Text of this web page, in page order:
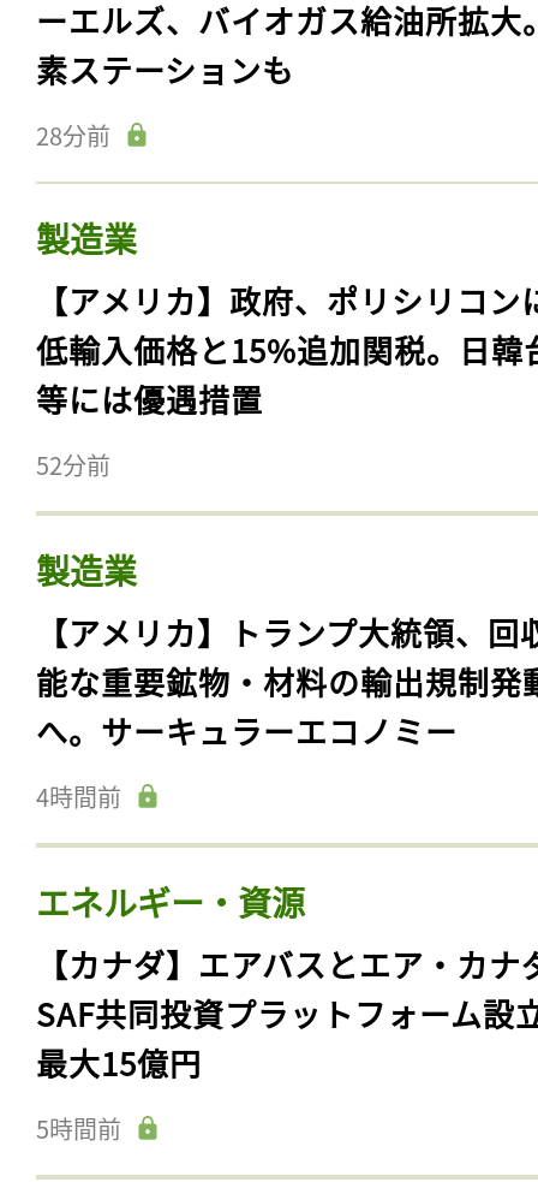
ーエルズ、バイオガス給油所拡大
素ステーションも
28分前
製造業
【アメリカ】政府、ポリシリコン
低輸入価格と15%追加関税。日韓
等には優遇措置
52分前
製造業
【アメリカ】トランプ大統領、回
能な重要鉱物・材料の輸出規制発
へ。サーキュラーエコノミー
4時間前
エネルギー・資源
【カナダ】エアバスとエア・カナ
SAF共同投資プラットフォーム設
最大15億円
5時間前